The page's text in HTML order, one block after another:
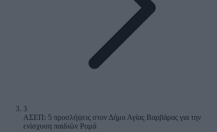
3
ΑΣΕΠ: 5 προσλήψεις στον Δήμο Αγίας Βαρβάρας για την
ενίσχυση παιδιών Ρομά